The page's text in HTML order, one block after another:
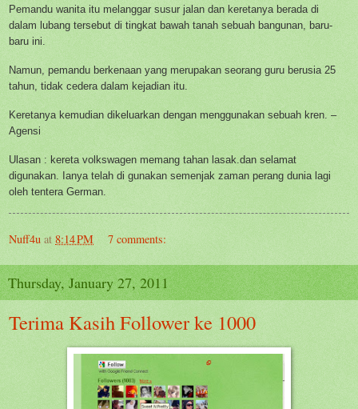
Pemandu wanita itu melanggar susur jalan dan keretanya berada di
dalam lubang tersebut di tingkat bawah tanah sebuah bangunan, baru-
baru ini.
Namun, pemandu berkenaan yang merupakan seorang guru berusia 25
tahun, tidak cedera dalam kejadian itu.
Keretanya kemudian dikeluarkan dengan menggunakan sebuah kren. –
Agensi
Ulasan : kereta volkswagen memang tahan lasak.dan selamat
digunakan. Ianya telah di gunakan semenjak zaman perang dunia lagi
oleh tentera German.
Nuff4u at 8:14 PM 7 comments:
Thursday, January 27, 2011
Terima Kasih Follower ke 1000